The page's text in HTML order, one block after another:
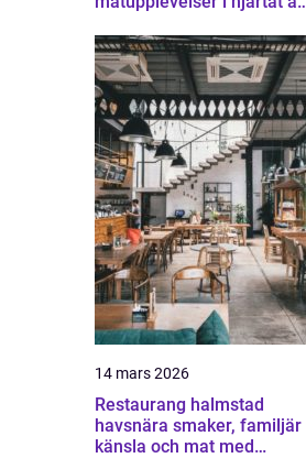
14 mars 2026
Restaurang halmstad
havsnära smaker, familjär
känsla och mat med